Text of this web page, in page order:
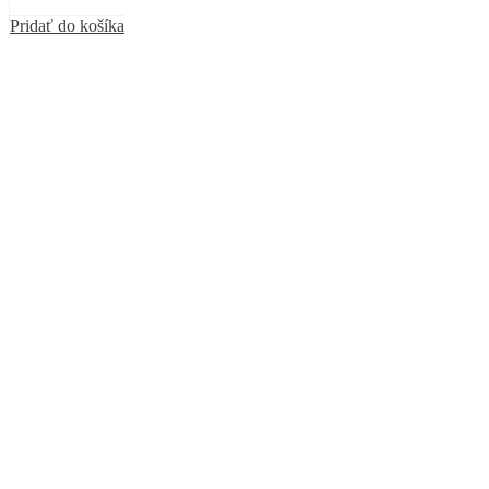
Pridať do košíka